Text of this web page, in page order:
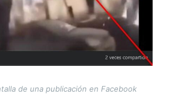
de una publicación en Facebook